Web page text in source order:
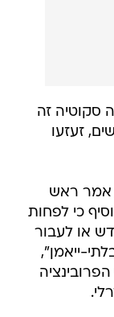
סקוטיה זה
זעזעו
אמר ראש
כי לפחות
או לעבור
ייאמן",